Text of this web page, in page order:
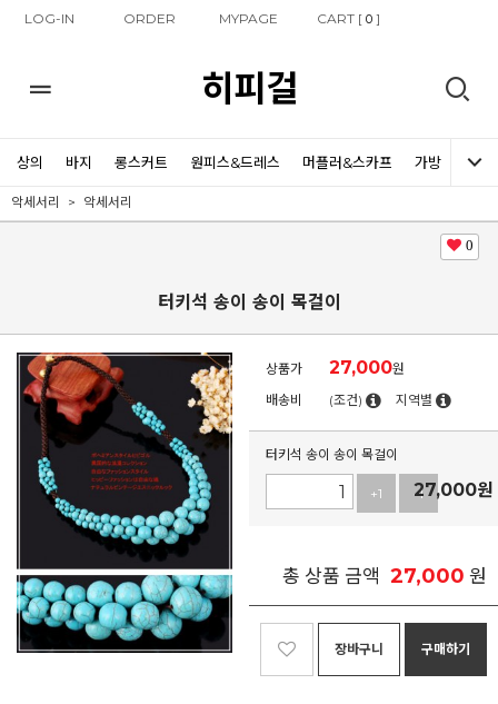
LOG-IN ORDER MYPAGE CART [0 ]
히피걸
상의 바지 롱스커트 원피스&드레스 머플러&스카프 가방 신발
악세서리 악세서리
0
터키석 송이 송이 목걸이
상품가 27,000원
배송비
(조건) 지역별
터키석 송이 송이 목걸이
+1 -1
27,000원
총 상품 금액 27,000 원
장바구니 구매하기